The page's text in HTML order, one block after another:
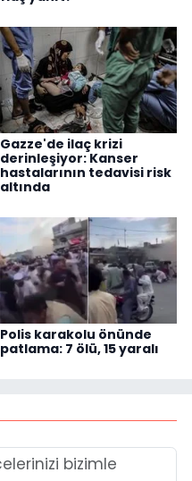
Gazze'de ilaç krizi
derinleşiyor: Kanser
hastalarının tedavisi risk
altında
Polis karakolu önünde
patlama: 7 ölü, 15 yaralı